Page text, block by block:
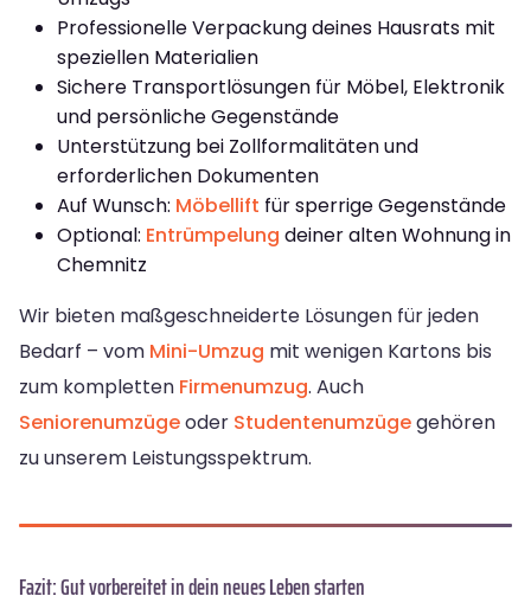
Professionelle Verpackung deines Hausrats mit
speziellen Materialien
Sichere Transportlösungen für Möbel, Elektronik
und persönliche Gegenstände
Unterstützung bei Zollformalitäten und
erforderlichen Dokumenten
Auf Wunsch: Möbellift für sperrige Gegenstände
Optional: Entrümpelung deiner alten Wohnung in
Chemnitz
Wir bieten maßgeschneiderte Lösungen für jeden
Bedarf – vom Mini-Umzug mit wenigen Kartons bis
zum kompletten Firmenumzug. Auch
Seniorenumzügeoder Studentenumzügegehören
zu unserem Leistungsspektrum.
Fazit: Gut vorbereitet in dein neues Leben starten